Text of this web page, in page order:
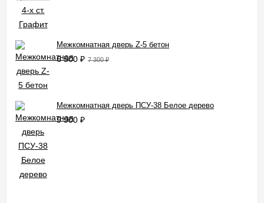
Межкомнатная дверь Z-5 бетон
6 500 ₽ 7 300₽
Межкомнатная дверь ПСУ-38 Белое дерево
9 900 ₽